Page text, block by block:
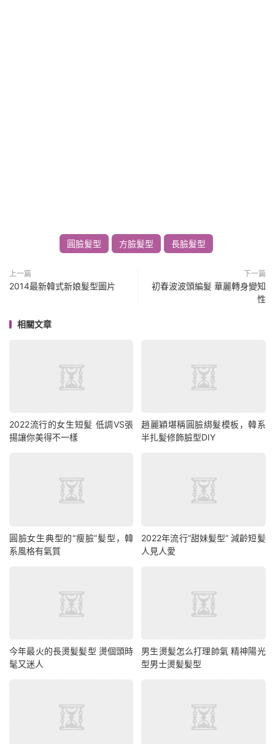
圓臉髮型 方臉髮型 長臉髮型
上一篇
2014最新韓式新娘髮型圖片
下一篇
初春波波頭編髮 華麗轉身變知
性
相關文章
2022流行的女生短髪 低調VS張
揚讓你美得不一樣
趙麗穎堪稱圓臉綁髮模板，韓系
半扎髪修飾臉型DIY
圓臉女生典型的“瘦臉”髪型，韓
系風格有氣質
2022年流行“甜妹髪型” 減齡短髪
人見人愛
今年最火的長燙髪髪型 燙個頭時
髦又迷人
男生燙髪怎么打理帥氣 精神陽光
型男士燙髪髪型